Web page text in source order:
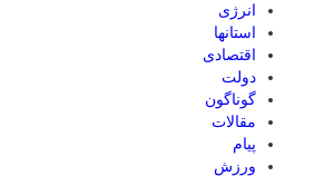
انرژی
استانها
اقتصادی
دولت
گوناگون
مقالات
پیام
ورزش